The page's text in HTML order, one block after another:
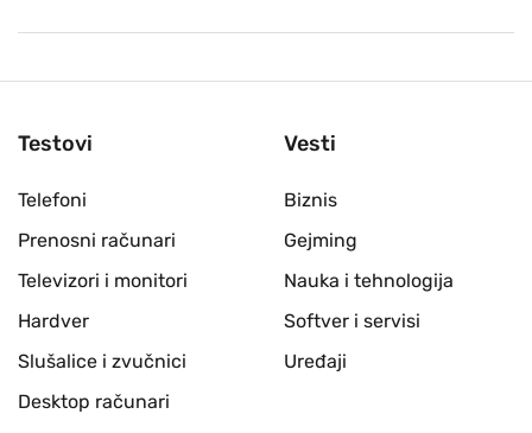
Testovi
Telefoni
Prenosni računari
Televizori i monitori
Hardver
Slušalice i zvučnici
Desktop računari
Vesti
Biznis
Gejming
Nauka i tehnologija
Softver i servisi
Uređaji